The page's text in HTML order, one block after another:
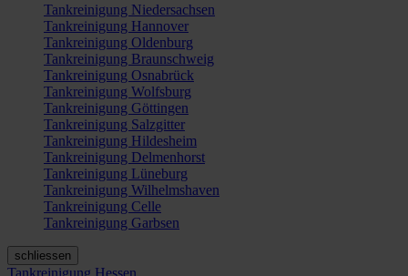
Tankreinigung Niedersachsen
Tankreinigung Hannover
Tankreinigung Oldenburg
Tankreinigung Braunschweig
Tankreinigung Osnabrück
Tankreinigung Wolfsburg
Tankreinigung Göttingen
Tankreinigung Salzgitter
Tankreinigung Hildesheim
Tankreinigung Delmenhorst
Tankreinigung Lüneburg
Tankreinigung Wilhelmshaven
Tankreinigung Celle
Tankreinigung Garbsen
schliessen
Tankreinigung Hessen